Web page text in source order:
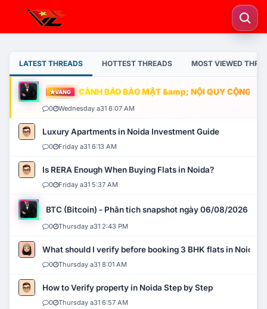
LATEST THREADS HOTTEST THREADS MOST VIEWED
VÀNG CẢNH BÁO BẢO MẬT &amp; NỘI QUY CỘNG
0 Wednesday a31 6:07 AM
Luxury Apartments in Noida Investment Guide
0 Friday a31 6:13 AM
Is RERA Enough When Buying Flats in Noida?
0 Friday a31 5:37 AM
BTC (Bitcoin) - Phân tích snapshot ngày 06/08/2026
0 Thursday a31 2:43 PM
What should I verify before booking 3 BHK flats in Noida?
0 Thursday a31 8:01 AM
How to Verify property in Noida Step by Step
0 Thursday a31 6:57 AM